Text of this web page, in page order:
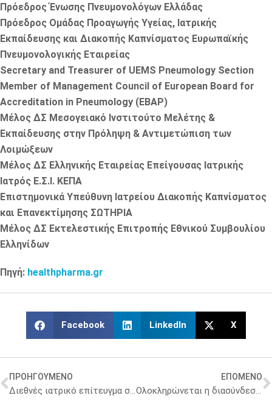
Πρόεδρος Ένωσης Πνευμονολόγων Ελλάδας
Πρόεδρος Ομάδας Προαγωγής Υγείας, Ιατρικής
Εκπαίδευσης και Διακοπής Καπνίσματος Ευρωπαϊκής
Πνευμονολογικής Εταιρείας
Secretary and Treasurer of UEMS Pneumology Section
Member of Management Council of European Board for
Accreditation in Pneumology (EBAP)
Μέλος ΔΣ Μεσογειακό Ινστιτούτο Μελέτης &
Εκπαίδευσης στην Πρόληψη & Αντιμετώπιση των
Λοιμώξεων
Μέλος ΔΣ Ελληνικής Εταιρείας Επείγουσας Ιατρικής
Ιατρός Ε.Σ.Ι. ΚΕΠΑ
Επιστημονικά Υπεύθυνη Ιατρείου Διακοπής Καπνίσματος
και Επανεκτίμησης ΣΩΤΗΡΙΑ
Μέλος ΔΣ Εκτελεστικής Επιτροπής Εθνικού Συμβουλίου
Ελληνίδων
Πηγή: healthpharma.gr
Facebook LinkedIn X
ΠΡΟΗΓΟΥΜΕΝΟ
Διεθνές ιατρικό επίτευγμα στην Ελλάδα -Μητέρα φέρνει στον κόσμο δεύτερο παιδί μετά από μεταμόσχευση ωοθηκικού ιστού
ΕΠΟΜΕΝΟ
Oλοκληρώνεται η διασύνδεση ΕΚΕΑ με τις αιμοδοσίες των νοσοκομείων της Αττικής